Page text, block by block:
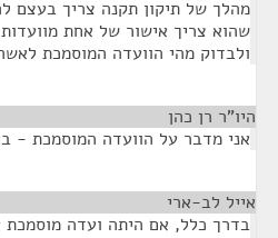
מהלך של תיקון תקנה צריך בעצם
שהוא צריך אישור של אחת
ולבדוק מהי הוועדה המוסמכת
היו"ר רן כהן
אני מדבר על הוועדה המוסמכת -
אייל לב-ארי
בדרך כלל, אם היתה ועדה מוסמכת